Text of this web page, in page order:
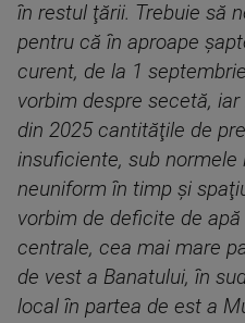
în restul ţării. Trebuie să
pentru că în aproape
curent, de la 1
vorbim despre secetă,
din 2025 cantităţile de
insuficiente, sub normele
neuniform în timp şi
vorbim de deficite de
centrale, cea mai mare
de vest a Banatului, în
local în partea de est a